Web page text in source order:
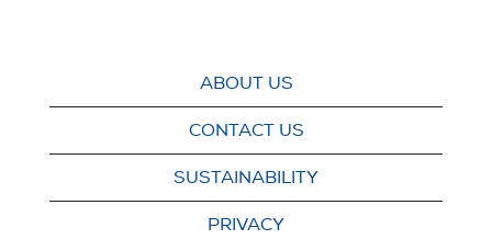
ABOUT US
CONTACT US
SUSTAINABILITY
PRIVACY